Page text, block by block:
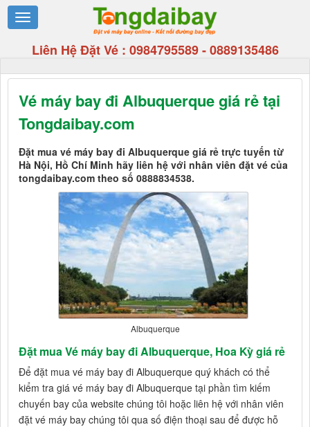
Liên Hệ Đặt Vé : 0984795589-0889135486
Vé máy bay đi Albuquerque giá rẻ tại
Tongdaibay.com
Đặt mua vé máy bay đi Albuquerque giá rẻ trực tuyến từ
Hà Nội, Hồ Chí Minh hãy liên hệ với nhân viên đặt vé của
tongdaibay.com theo số 0888834538.
Albuquerque
Đặt mua Vé máy bay đi Albuquerque, Hoa Kỳ giá rẻ
Để đặt mua vé máy bay đi Albuquerque quý khách có thể
kiểm tra giá vé máy bay đi Albuquerque tại phần tìm kiếm
chuyến bay của website chúng tôi hoặc liên hệ với nhân viên
đặt vé máy bay chúng tôi qua số điện thoại sau để được hỗ